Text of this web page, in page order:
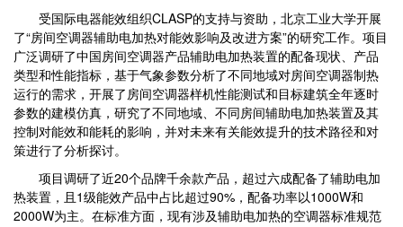
受国际电器能效组织CLASP的支持与资助，北京工业大学开展
了“房间空调器辅助电加热对能效影响及改进方案”的研究工作。项目
广泛调研了中国房间空调器产品辅助电加热装置的配备现状、产品
类型和性能指标，基于气象参数分析了不同地域对房间空调器制热
运行的需求，开展了房间空调器样机性能测试和目标建筑全年逐时
参数的建模仿真，研究了不同地域、不同房间辅助电加热装置及其
控制对能效和能耗的影响，并对未来有关能效提升的技术路径和对
策进行了分析探讨。
项目调研了近20个品牌千余款产品，超过六成配备了辅助电加
热装置，且1级能效产品中占比超过90%，配备功率以1000W和
2000W为主。在标准方面，现有涉及辅助电加热的空调器标准规范